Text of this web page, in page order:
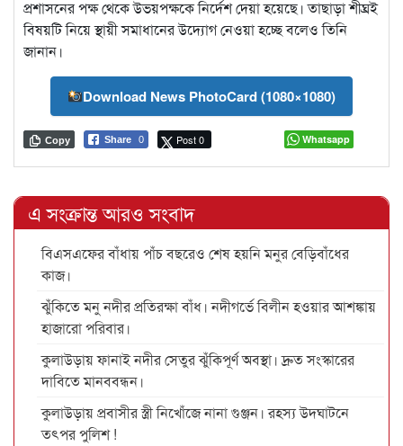
প্রশাসনের পক্ষ থেকে উভয়পক্ষকে নির্দেশ দেয়া হয়েছে। তাছাড়া শীঘ্রই
বিষয়টি নিয়ে স্থায়ী সমাধানের উদ্যোগ নেওয়া হচ্ছে বলেও তিনি
জানান।
Download News PhotoCard (1080×1080)
Share 0 Post 0
Copy Whatsapp
এ সংক্রান্ত আরও সংবাদ
বিএসএফের বাঁধায় পাঁচ বছরেও শেষ হয়নি মনুর বেড়িবাঁধের
কাজ।
ঝুঁকিতে মনু নদীর প্রতিরক্ষা বাঁধ। নদীগর্ভে বিলীন হওয়ার আশঙ্কায়
হাজারো পরিবার।
কুলাউড়ায় ফানাই নদীর সেতুর ঝুঁকিপূর্ণ অবস্থা। দ্রুত সংস্কারের
দাবিতে মানববন্ধন।
কুলাউড়ায় প্রবাসীর স্ত্রী নিখোঁজে নানা গুঞ্জন। রহস্য উদঘাটনে
তৎপর পুলিশ !